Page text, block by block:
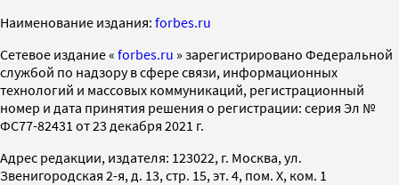
Наименование издания: forbes.ru
Cетевое издание « forbes.ru » зарегистрировано Федеральной
службой по надзору в сфере связи, информационных
технологий и массовых коммуникаций, регистрационный
номер и дата принятия решения о регистрации: серия Эл №
ФС77-82431 от 23 декабря 2021 г.
Адрес редакции, издателя: 123022, г. Москва, ул.
Звенигородская 2-я, д. 13, стр. 15, эт. 4, пом. X, ком. 1